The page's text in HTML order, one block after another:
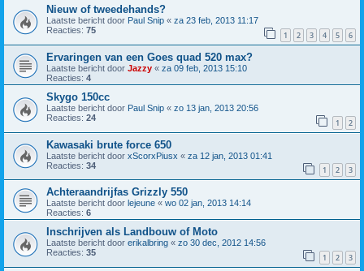
Nieuw of tweedehands?
Laatste bericht door Paul Snip « za 23 feb, 2013 11:17
Reacties: 75 1 2 3 4 5 6
Ervaringen van een Goes quad 520 max?
Laatste bericht door Jazzy « za 09 feb, 2013 15:10
Reacties: 4
Skygo 150cc
Laatste bericht door Paul Snip « zo 13 jan, 2013 20:56
Reacties: 24 1 2
Kawasaki brute force 650
Laatste bericht door xScorxPiusx « za 12 jan, 2013 01:41
Reacties: 34 1 2 3
Achteraandrijfas Grizzly 550
Laatste bericht door lejeune « wo 02 jan, 2013 14:14
Reacties: 6
Inschrijven als Landbouw of Moto
Laatste bericht door erikalbring « zo 30 dec, 2012 14:56
Reacties: 35 1 2 3